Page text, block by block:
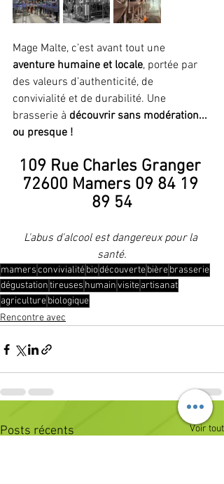
Mage Malte, c’est avant tout une
aventure humaine et locale, portée par
des valeurs d’authenticité, de
convivialité et de durabilité. Une
brasserie à découvrir sans modération...
ou presque !
109 Rue Charles Granger
72600 Mamers 09 84 19
89 54
L'abus d'alcool est dangereux pour la
santé.
mamersconvivialitébiodécouvertebièrebrasserie
dégustationtireuses humainvisiteartisanat
agriculturebiologique
Rencontre avec
Posts récents Voir tout